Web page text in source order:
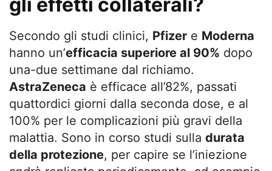
Secondo gli studi clinici, Pfizer e Moderna
hanno un’efficacia superiore al 90% dopo
una-due settimane dal richiamo.
AstraZeneca è efficace all’82%, passati
quattordici giorni dalla seconda dose, e al
100% per le complicazioni più gravi della
malattia. Sono in corso studi sulla durata
della protezione, per capire se l’iniezione